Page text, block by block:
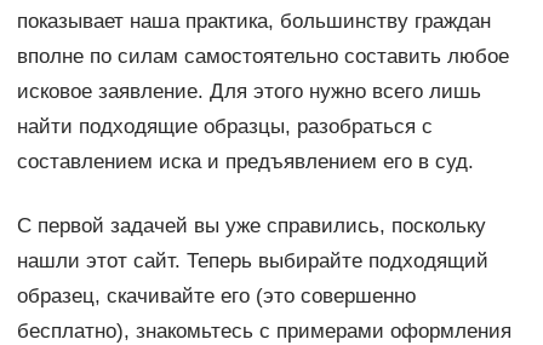
показывает наша практика, большинству граждан
вполне по силам самостоятельно составить любое
исковое заявление. Для этого нужно всего лишь
найти подходящие образцы, разобраться с
составлением иска и предъявлением его в суд.
С первой задачей вы уже справились, поскольку
нашли этот сайт. Теперь выбирайте подходящий
образец, скачивайте его (это совершенно
бесплатно), знакомьтесь с примерами оформления